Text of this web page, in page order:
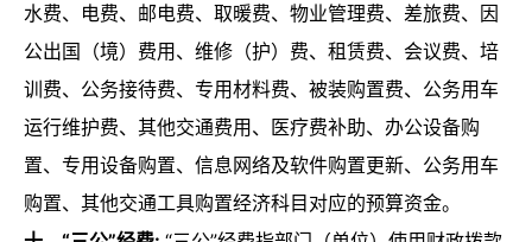
水费、电费、邮电费、取暖费、物业管理费、差旅费、因
公出国（境）费用、维修（护）费、租赁费、会议费、培
训费、公务接待费、专用材料费、被装购置费、公务用车
运行维护费、其他交通费用、医疗费补助、办公设备购
置、专用设备购置、信息网络及软件购置更新、公务用车
购置、其他交通工具购置经济科目对应的预算资金。